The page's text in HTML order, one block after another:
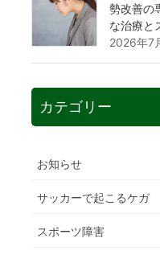
勢改善の
な治療と
2026年7
カテゴリー
お知らせ
サッカーで起こるケガ
スポーツ障害